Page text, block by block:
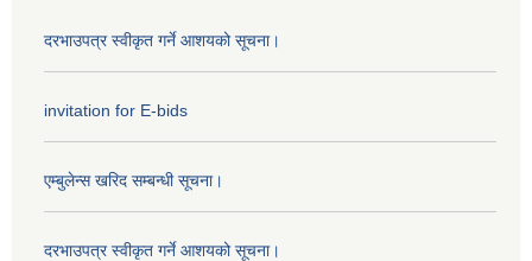
दरभाउपत्र स्वीकृत गर्ने आशयको सूचना।
invitation for E-bids
एम्बुलेन्स खरिद सम्बन्धी सूचना।
दरभाउपत्र स्वीकृत गर्ने आशयको सूचना।